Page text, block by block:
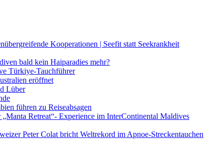
Kooperationen | Seefit statt Seekrankheit
bald kein Haiparadies mehr?
Türkiye-Tauchführer
eröffnet
Lüber
führen zu Reiseabsagen
Retreat“- Experience im InterContinental Maldives
Peter Colat bricht Weltrekord im Apnoe-Streckentauchen